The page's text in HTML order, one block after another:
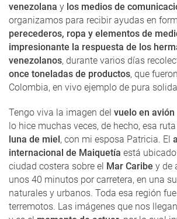
venezolana y los medios de
organizamos para recibir ayudas en
perecederos, ropa y elementos de
impresionante la respuesta de los
venezolanos, durante varios días
once toneladas de productos, que
Colombia, en vivo ejemplo de pura
Tengo viva la imagen del vuelo en avión
lo hice muchas veces, de hecho, esa
luna de miel, con mi esposa Patricia. El
internacional de Maiquetía está
ciudad costera sobre el Mar Caribe y de
unos 40 minutos por carretera, en una
naturales y urbanos. Toda esa región
terremotos. Las imágenes que nos